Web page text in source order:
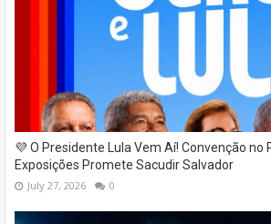
💜 O Presidente Lula Vem Aí! Convenção no
Exposições Promete Sacudir Salvador
July 27, 2026 0